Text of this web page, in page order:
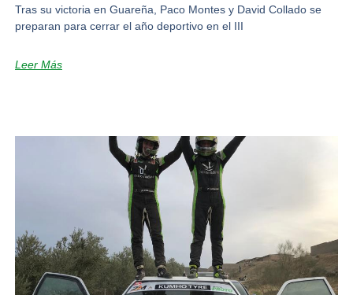
Tras su victoria en Guareña, Paco Montes y David Collado se
preparan para cerrar el año deportivo en el III
Leer Más